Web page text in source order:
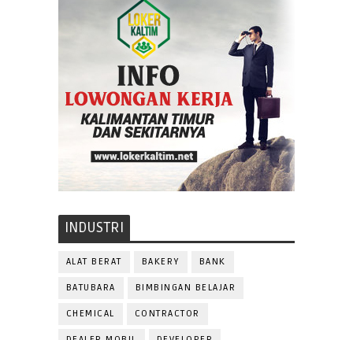
INDUSTRI
ALAT BERAT BAKERY BANK
BATUBARA BIMBINGAN BELAJAR
CHEMICAL CONTRACTOR